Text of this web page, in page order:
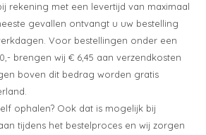
rekening met een levertijd van maximaal
gevallen ontvangt u uw bestelling
Voor bestellingen onder een
brengen wij € 6,45 aan verzendkosten
boven dit bedrag worden gratis
ophalen? Ook dat is mogelijk bij
tijdens het bestelproces en wij zorgen